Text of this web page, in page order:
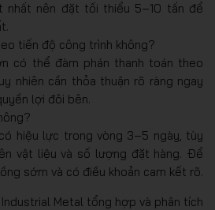
nhất nên đặt tối thiểu 5–10 tấn để
tiến độ công trình không?
có thể đàm phán thanh toán theo
nhiên cần thỏa thuận rõ ràng ngay
lợi đôi bên.
hiệu lực trong vòng 3–5 ngày, tùy
vật liệu và số lượng đặt hàng. Để
sớm và có điều khoản cam kết rõ.
Metal tổng hợp và phân tích